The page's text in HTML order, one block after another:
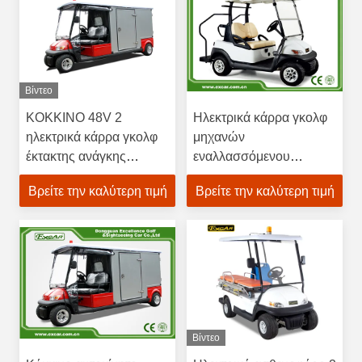
Βίντεο
ΚΟΚΚΙΝΟ 48V 2
ηλεκτρικά κάρρα γκολφ
έκτακτης ανάγκης
αυτοκινήτων/λεσχών
ασθενοφόρων seater
Βρείτε την καλύτερη τιμή
Ηλεκτρικά κάρρα γκολφ
μηχανών
εναλλασσόμενου
ρεύματος KDS με 8
ίντσα/10 ίντσα/12 ίντσα
Βρείτε την καλύτερη τιμή
Βίντεο